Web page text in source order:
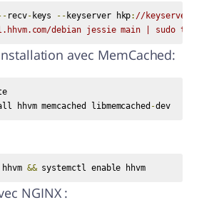
recv- keys -- keyserver hkp: //
debian jessie main | sudo
avec MemCached:
hhvm memcached libmemcached -dev
&& systemctl enable hhvm
NGINX :